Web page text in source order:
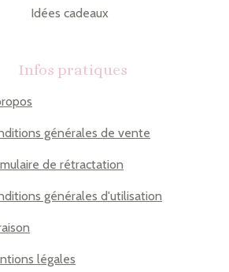
Idées cadeaux
Infos pratiques
générales de vente
de rétractation
générales d'utilisation
légales